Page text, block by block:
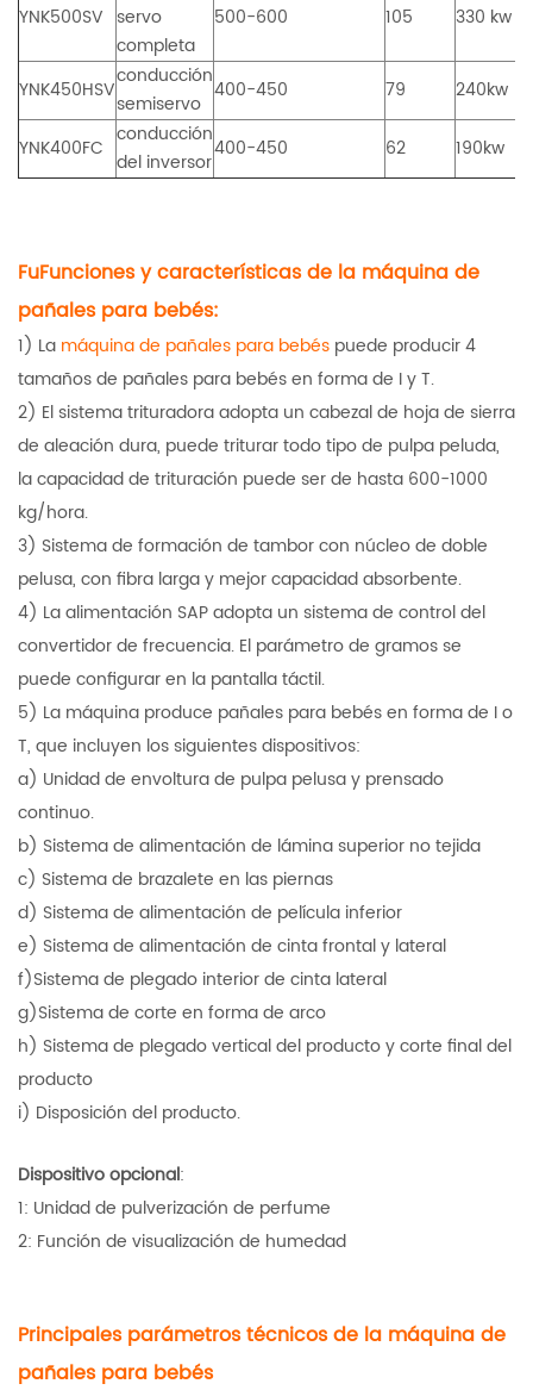
YNK500SV servo
completa
500-600 105 330 kw
YNK450HSV
conducción
semiservo
400-450 79 240kw
YNK400FC
conducción
del inversor
400-450 62 190kw
FuFunciones y características de la máquina de
pañales para bebés:
1) La máquina de pañales para bebés puede producir 4
tamaños de pañales para bebés en forma de I y T.
2) El sistema trituradora adopta un cabezal de hoja de sierra
de aleación dura, puede triturar todo tipo de pulpa peluda,
la capacidad de trituración puede ser de hasta 600-1000
kg/hora.
3) Sistema de formación de tambor con núcleo de doble
pelusa, con fibra larga y mejor capacidad absorbente.
4) La alimentación SAP adopta un sistema de control del
convertidor de frecuencia. El parámetro de gramos se
puede configurar en la pantalla táctil.
5) La máquina produce pañales para bebés en forma de I o
T, que incluyen los siguientes dispositivos:
a) Unidad de envoltura de pulpa pelusa y prensado
continuo.
b) Sistema de alimentación de lámina superior no tejida
c) Sistema de brazalete en las piernas
d) Sistema de alimentación de película inferior
e) Sistema de alimentación de cinta frontal y lateral
f)Sistema de plegado interior de cinta lateral
g)Sistema de corte en forma de arco
h) Sistema de plegado vertical del producto y corte final del
producto
i) Disposición del producto.
Dispositivo opcional:
1: Unidad de pulverización de perfume
2: Función de visualización de humedad
Principales parámetros técnicos de la máquina de
pañales para bebés